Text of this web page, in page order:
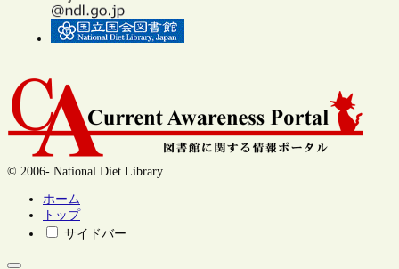
© 2006- National Diet Library
ホーム
トップ
サイドバー